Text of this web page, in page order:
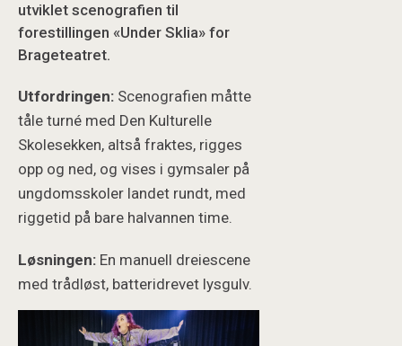
utviklet scenografien til
forestillingen «Under Sklia» for
Brageteatret.
Utfordringen: Scenografien måtte
tåle turné med Den Kulturelle
Skolesekken, altså fraktes, rigges
opp og ned, og vises i gymsaler på
ungdomsskoler landet rundt, med
riggetid på bare halvannen time.
Løsningen: En manuell dreiescene
med trådløst, batteridrevet lysgulv.